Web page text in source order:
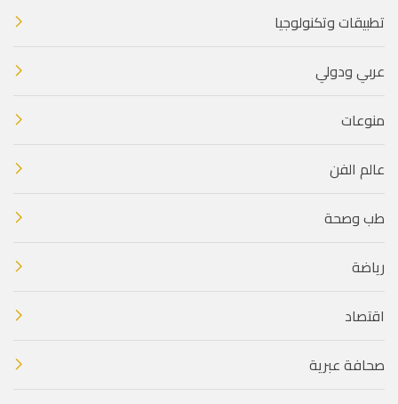
تطبيقات وتكنولوجيا
عربي ودولي
منوعات
عالم الفن
طب وصحة
رياضة
اقتصاد
صحافة عبرية